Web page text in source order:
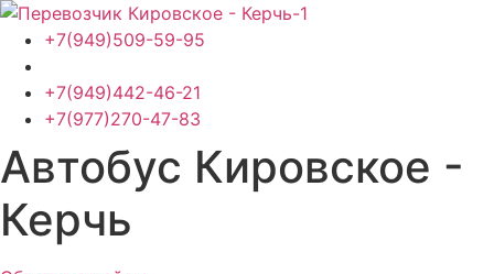
Перейти
содержимому
+7(949)509-59-95
+7(949)442-46-21
+7(977)270-47-83
Автобус Кировское -
Керчь